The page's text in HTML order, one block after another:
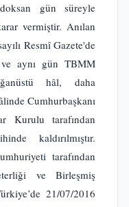
gün süreyle
vermiştir. Anılan
Resmî Gazete'de
aynı gün TBMM
hâl, daha
Cumhurbaşkanı
Kurulu tarafından
kaldırılmıştır.
tarafından
ve Birleşmiş
21/07/2016